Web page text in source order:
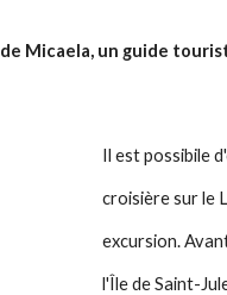
Micaela, un guide
Il est
croisière
excursion.
l'Île de